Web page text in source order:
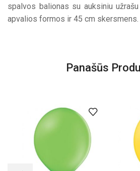
spalvos balionas su auksiniu
apvalios formos ir 45 cm skersmens.
Panašūs